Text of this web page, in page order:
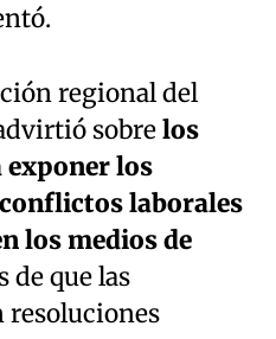
regional del
sobrelos
exponer los
laborales
los medios de
de que las
resoluciones